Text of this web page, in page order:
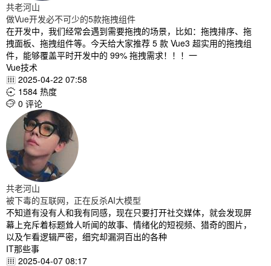
共老河山
做Vue开发必不可少的5款拖拽组件
在开发中，我们经常会遇到需要拖拽的场景，比如：拖拽排序、拖
拽面板、拖拽组件等。今天给大家推荐 5 款 Vue3 超实用的拖拽组
件，能够覆盖平时开发中的 99% 拖拽需求！！！一
Vue技术
 2025-04-22 07:58
 1584 热度
 0 评论
共老河山
被下毒的互联网，正在反杀AI大模型
不知道有没有人和我有同感，现在只要打开社交媒体，就会发现屏
幕上充斥着标题耸人听闻的故事、情绪化的短视频、猎奇的图片，
以及乍看逻辑严密，细究却漏洞百出的各种
IT那些事
 2025-04-07 08:17